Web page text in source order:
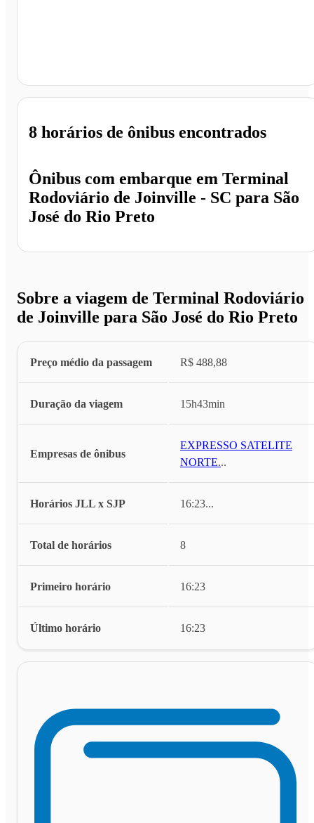
Ônibus com embarque em Terminal
Rodoviário de Joinville - SC para São
José do Rio Preto
8 horários de ônibus encontrados
Sobre a viagem de Terminal Rodoviário
de Joinville para São José do Rio Preto
Preço médio da passagem R$ 488,88
Duração da viagem 15h43min
Empresas de ônibus
EXPRESSO SATELITE
NORTE...
Horários JLL x SJP 16:23...
Total de horários 8
Primeiro horário 16:23
Último horário 16:23